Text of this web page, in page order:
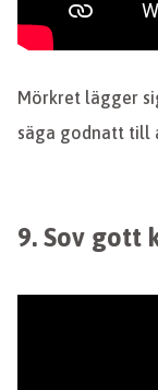
Mörkret lägger
säga godnatt till
9. Sov gott